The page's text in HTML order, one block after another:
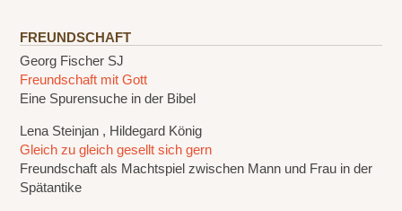
FREUNDSCHAFT
Georg Fischer SJ
Freundschaft mit Gott
Eine Spurensuche in der Bibel
Lena Steinjan , Hildegard König
Gleich zu gleich gesellt sich gern
Freundschaft als Machtspiel zwischen Mann und Frau in der
Spätantike